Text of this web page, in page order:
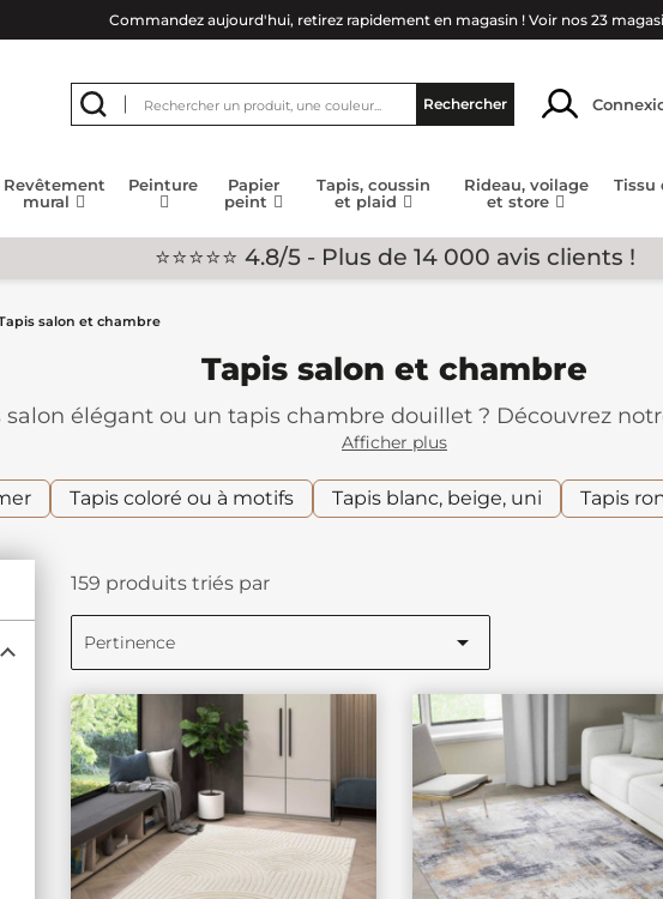
Commandez aujourd'hui, retirez rapidement en magasin ! Voir nos 23
Rechercher
Revêtement
mural
Peinture
Papier
peint
Tapis, coussin
et plaid
Rideau, voilage
et store
Tissu
⭐⭐⭐⭐⭐ 4.8/5 - Plus de 14 000 avis clients !
salon et chambre
Tapis salon et chambre
salon élégant ou un tapis chambre douillet ? Découvrez
et qualité. Que vous souhaitiez créer une ambiance
ou contemporain.
Afficher plus
Tapis coloré ou à motifs Tapis blanc, beige, uni Tapis
159 produits triés par
Pertinence 